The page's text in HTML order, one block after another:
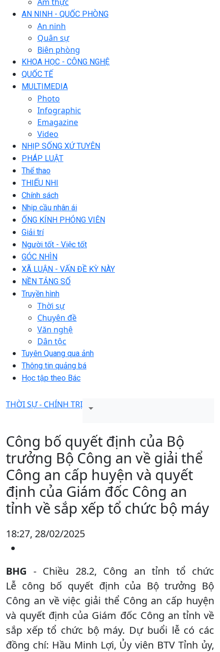
AN NINH - QUỐC PHÒNG
An ninh
Quân sự
Biên phòng
KHOA HỌC - CÔNG NGHỆ
QUỐC TẾ
MULTIMEDIA
Photo
Infographic
Emagazine
Video
NHỊP SỐNG XỨ TUYÊN
PHÁP LUẬT
Thể thao
THIẾU NHI
Chính sách
Nhịp cầu nhân ái
ỐNG KÍNH PHÓNG VIÊN
Giải trí
Người tốt - Việc tốt
GÓC NHÌN
XÃ LUẬN - VẤN ĐỀ KỲ NÀY
NỀN TẢNG SỐ
Truyền hình
Thời sự
Chuyên đề
Văn nghệ
Dân tộc
Tuyên Quang qua ảnh
Thông tin quảng bá
Học tập theo Bác
THỜI SỰ - CHÍNH TRỊ
Công bố quyết định của Bộ
trưởng Bộ Công an về giải thể
Công an cấp huyện và quyết
định của Giám đốc Công an
tỉnh về sắp xếp tổ chức bộ máy
18:27, 28/02/2025
BHG - Chiều 28.2, Công an tỉnh tổ chức
Lễ công bố quyết định của Bộ trưởng Bộ
Công an về việc giải thể Công an cấp huyện
và quyết định của Giám đốc Công an tỉnh về
sắp xếp tổ chức bộ máy. Dự buổi lễ có các
đồng chí: Hầu Minh Lợi, Ủy viên BTV Tỉnh ủy,